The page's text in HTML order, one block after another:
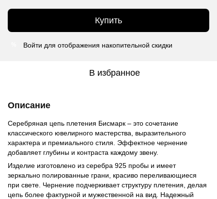
Купить
Войти для отображения накопительной скидки
В избранное
Описание
Серебряная цепь плетения Бисмарк – это сочетание
классического ювелирного мастерства, выразительного
характера и премиального стиля. Эффектное чернение
добавляет глубины и контраста каждому звену.
Изделие изготовлено из серебра 925 пробы и имеет
зеркально полированные грани, красиво переливающиеся
при свете. Чернение подчеркивает структуру плетения, делая
цепь более фактурной и мужественной на вид. Надежный